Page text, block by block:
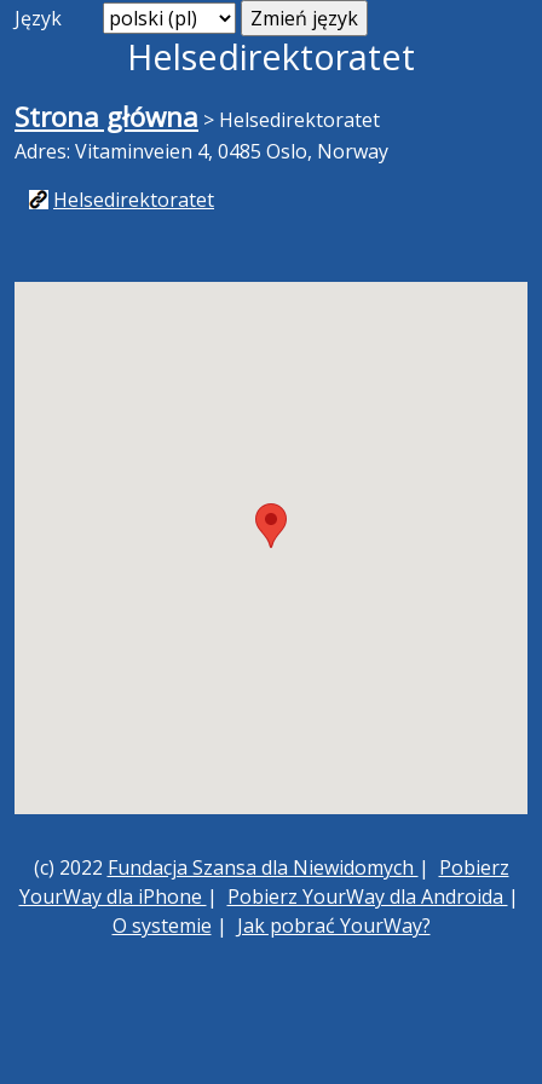
Język
Helsedirektoratet
Strona główna > Helsedirektoratet
Adres: Vitaminveien 4, 0485 Oslo, Norway
Helsedirektoratet
(c) 2022 Fundacja Szansa dla Niewidomych | Pobierz
YourWay dla iPhone | Pobierz YourWay dla Androida |
O systemie | Jak pobrać YourWay?